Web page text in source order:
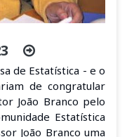
de Estatística - e o
de congratular
João Branco pelo
Estatística
João Branco uma